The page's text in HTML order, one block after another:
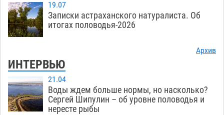
19.07
Записки астраханского натуралиста. Об
итогах половодья-2026
Архив
ИНТЕРВЬЮ
21.04
Воды ждем больше нормы, но насколько?
Сергей Шипулин – об уровне половодья и
нересте рыбы